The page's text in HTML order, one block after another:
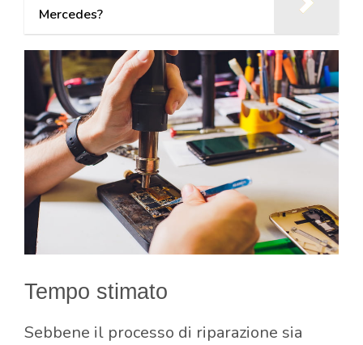
Mercedes?
Tempo stimato
Sebbene il processo di riparazione sia